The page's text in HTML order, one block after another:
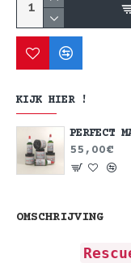
KIJK HIER !
55,00€
OMSCHRIJVING